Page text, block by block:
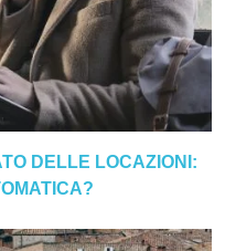
DELLE LOCAZIONI: